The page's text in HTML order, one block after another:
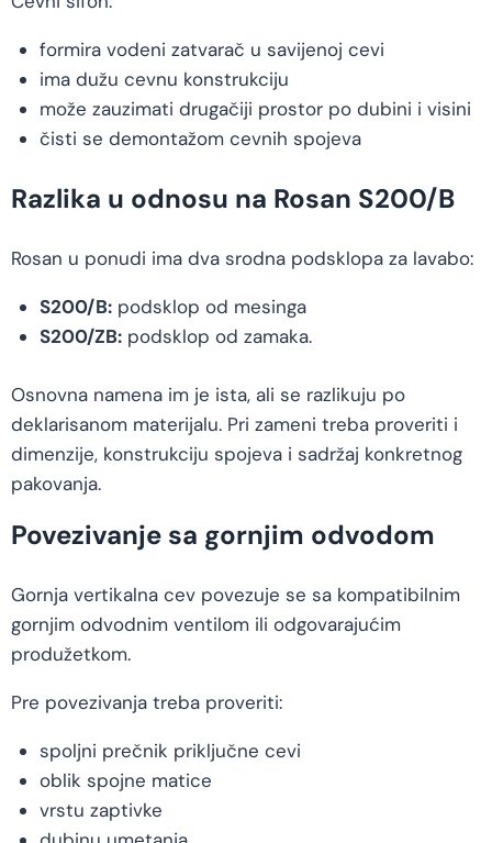
formira vodeni zatvarač u savijenoj cevi
ima dužu cevnu konstrukciju
može zauzimati drugačiji prostor po dubini i visini
čisti se demontažom cevnih spojeva
Razlika u odnosu na Rosan S200/B
Rosan u ponudi ima dva srodna podsklopa za lavabo:
S200/B:podsklop od mesinga
S200/ZB:podsklop od zamaka.
Osnovna namena im je ista, ali se razlikuju po
deklarisanom materijalu. Pri zameni treba proveriti i
dimenzije, konstrukciju spojeva i sadržaj konkretnog
pakovanja.
Povezivanje sa gornjim odvodom
Gornja vertikalna cev povezuje se sa kompatibilnim
gornjim odvodnim ventilom ili odgovarajućim
produžetkom.
Pre povezivanja treba proveriti:
spoljni prečnik priključne cevi
oblik spojne matice
vrstu zaptivke